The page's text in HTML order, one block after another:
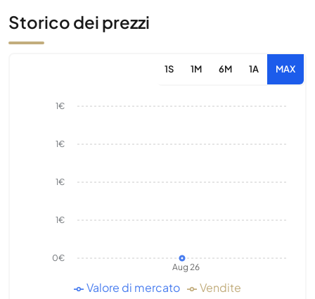
Storico dei prezzi
1S 1M 6M 1A MAX
Aug 26
0€
1€
1€
1€
1€
Valore di mercato Vendite